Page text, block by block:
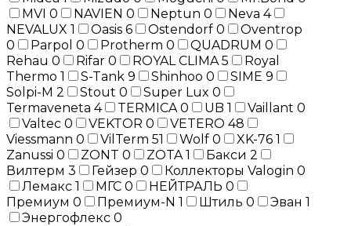
MVI 0 NAVIEN 0 Neptun 0 Neva 4
NEVALUX 1 Oasis 6 Ostendorf 0
Oventrop
0
Parpol 0 Protherm 0 QUADRUM 0
Rehau 0 Rifar 0 ROYAL CLIMA 5
Royal
Thermo 1 S-Tank 9 Shinhoo 0 SIME 9
Solpi-M 2 Stout 0 Super Lux 0
Termaveneta 4 TERMICA 0 UB 1 Vaillant 0
Valtec 0 VEKTOR 0 VETERO 48
Viessmann 0 VilTerm 51 Wolf 0 XK-76 1
Zanussi 0 ZONT 0 ZOTA 1 Бакси 2
Вилтерм 3 Гейзер 0 Коллекторы Valogin 0
Лемакс 1 МГС 0 НЕЙТРАЛЬ 0
Премиум 0 Премиум-N 1 Штиль 0 Эван 1
Энергофлекс 0